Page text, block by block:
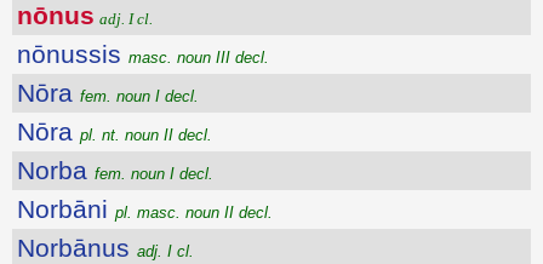
nōnus adj. I cl.
nōnussis masc. noun III decl.
Nōra fem. noun I decl.
Nōra pl. nt. noun II decl.
Norba fem. noun I decl.
Norbāni pl. masc. noun II decl.
Norbānus adj. I cl.